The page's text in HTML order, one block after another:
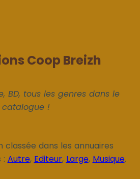
Coop Breizh
BD, tous les genres dans le
catalogue !
classée dans les annuaires
: Autre, Editeur, Large, Musique.